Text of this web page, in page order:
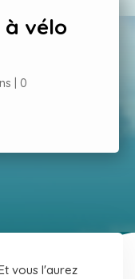
à vélo
0
vous l'aurez